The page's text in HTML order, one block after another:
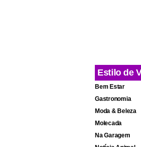
Fonte:
Estilo de
Bem Estar
Gastronomia
Moda & Beleza
Molecada
Na Garagem